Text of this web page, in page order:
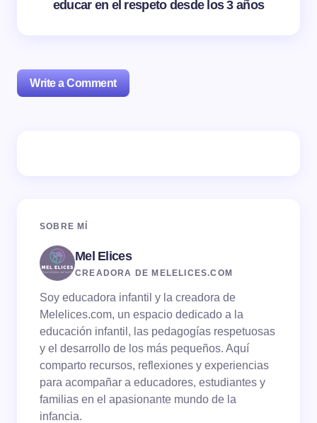
educar en el respeto desde los 3 años
Write a Comment
Your Comment *
Email *
Save my name and email in this browser for the
SOBRE MÍ
Mel Elices
CREADORA DE MELELICES.COM
Soy educadora infantil y la creadora de
Melelices.com, un espacio dedicado a la
educación infantil, las pedagogías respetuosas
y el desarrollo de los más pequeños. Aquí
comparto recursos, reflexiones y experiencias
para acompañar a educadores, estudiantes y
familias en el apasionante mundo de la
infancia.